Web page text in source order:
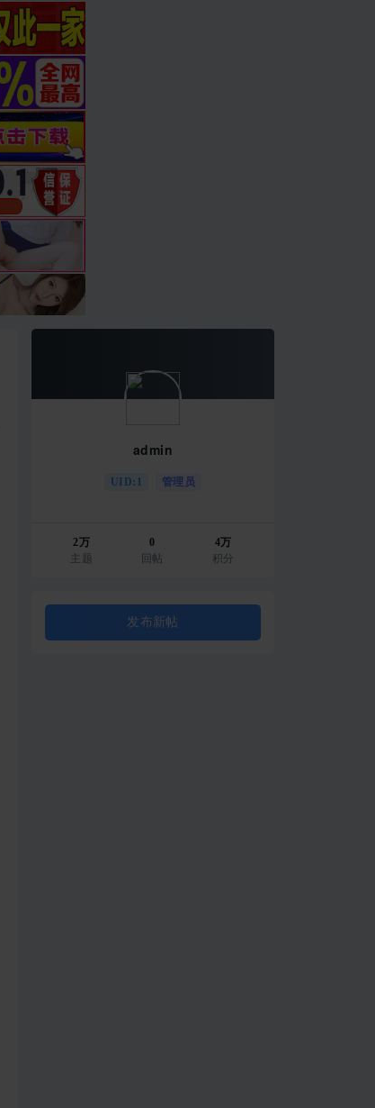
admin
UID:1 管理员
2万
主题
0
回帖
4万
积分
发布新帖